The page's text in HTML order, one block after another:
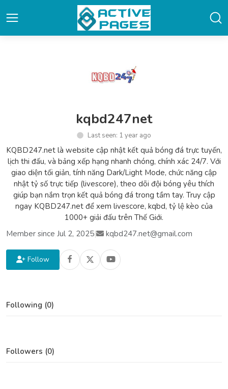
kqbd247net
Last seen: 1 year ago
KQBD247.net là website cập nhật kết quả bóng đá trực tuyến,
lịch thi đấu, và bảng xếp hạng nhanh chóng, chính xác 24/7. Với
giao diện tối giản, tính năng Dark/Light Mode, chức năng cập
nhật tỷ số trực tiếp (livescore), theo dõi đội bóng yêu thích
giúp bạn nắm trọn kết quả bóng đá trong tầm tay. Truy cập
ngay KQBD247.net để xem livescore, kqbd, tỷ lệ kèo của
1000+ giải đấu trên Thế Giới.
Member since Jul 2, 2025| kqbd247.net@gmail.com
Follow
Following (0)
Followers (0)